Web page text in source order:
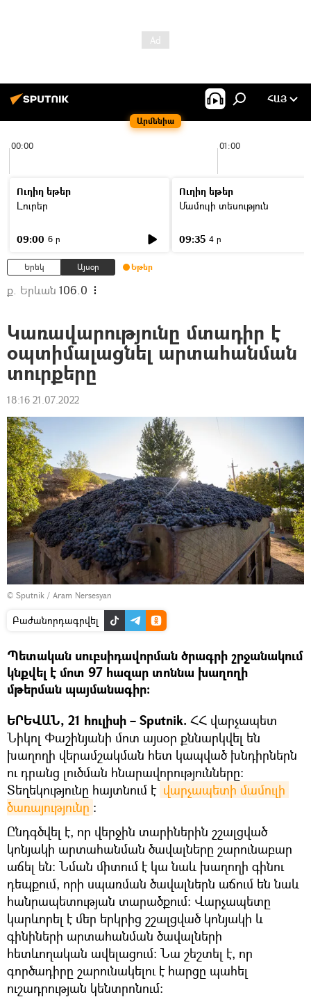
Արմենիա
ՀԱՅ
00:00 01:00
Ուղիղ եթեր
Լուրեր
09:00 6 ր
Ուղիղ եթեր
Մամուլի տեսություն
09:35 4 ր
Երեկ Այսօր Եթեր
ք. Երևան 106.0
Կառավարությունը մտադիր է
օպտիմալացնել արտահանման
տուրքերը
18:16 21.07.2022
© Sputnik / Aram Nersesyan
Բաժանորդագրվել
Պետական սուբսիդավորման ծրագրի շրջանակում
կնքվել է մոտ 97 հազար տոննա խաղողի
մթերման պայմանագիր։
ԵՐԵՎԱՆ, 21 հուլիսի – Sputnik. ՀՀ վարչապետ
Նիկոլ Փաշինյանի մոտ այսօր քննարկվել են
խաղողի վերամշակման հետ կապված խնդիրներն
ու դրանց լուծման հնարավորությունները:
Տեղեկությունը հայտնում է վարչապետի մամուլի
ծառայությունը ։
Ընդգծվել է, որ վերջին տարիներին շշալցված
կոնյակի արտահանման ծավալները շարունաբար
աճել են: Նման միտում է կա նաև խաղողի գինու
դեպքում, որի սպառման ծավալներն աճում են նաև
հանրապետության տարածքում: Վարչապետը
կարևորել է մեր երկրից շշալցված կոնյակի և
գինիների արտահանման ծավալների
հետևողական ավելացում։ Նա շեշտել է, որ
գործադիրը շարունակելու է հարցը պահել
ուշադրության կենտրոնում: